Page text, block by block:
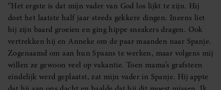
“Het ergste is dat mijn vader van God los lijkt te zijn. Hij
doet het laatste half jaar steeds gekkere dingen. Ineens liet
hij zijn baard groeien en ging hippe sneakers dragen. Ook
vertrekken hij en Anneke om de paar maanden naar Spanje.
Zogenaamd om aan hun Spaans te werken, maar volgens mij
willen ze gewoon veel op vakantie. Toen mama’s grafsteen
eindelijk werd geplaatst, zat mijn vader in Spanje. Hij appte